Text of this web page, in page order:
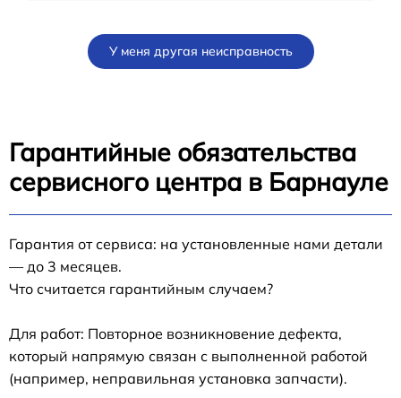
У меня другая неисправность
Гарантийные обязательства
сервисного центра в Барнауле
Гарантия от сервиса: на установленные нами детали
— до 3 месяцев.
Что считается гарантийным случаем?
Для работ: Повторное возникновение дефекта,
который напрямую связан с выполненной работой
(например, неправильная установка запчасти).